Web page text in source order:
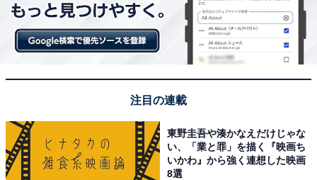
チャー・エンタメなどを中心に企画編集を担当。東京都出身。居酒
次ページ 7位までのランキング結果を見る
注目の連載
東野圭吾や湊かなえだけじゃな
い、「業と罪」を描く『映画ち
いかわ』から強く連想した映画
8選